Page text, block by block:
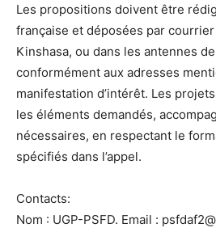
Les propositions doivent être
française et déposées par courrier
Kinshasa, ou dans les antennes
conformément aux adresses
manifestation d’intérêt. Les
les éléments demandés,
nécessaires, en respectant le
spécifiés dans l’appel.
Contacts:
Nom : UGP-PSFD. Email :